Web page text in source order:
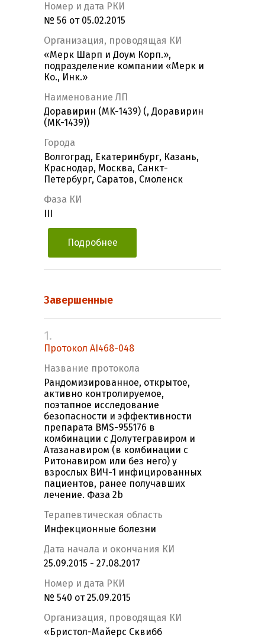
Номер и дата РКИ
№ 56 от 05.02.2015
Организация, проводящая КИ
«Мерк Шарп и Доум Корп.»,
подразделение компании «Мерк и
Ко., Инк.»
Наименование ЛП
Доравирин (MK-1439) (, Доравирин
(MK-1439))
Города
Волгоград, Екатеринбург, Казань,
Краснодар, Москва, Санкт-
Петербург, Саратов, Смоленск
Фаза КИ
Подробнее
Завершенные
1.
Протокол AI468-048
Название протокола
Рандомизированное, открытое,
активно контролируемое,
поэтапное исследование
безопасности и эффективности
препарата BMS-955176 в
комбинации с Долутегравиром и
Атазанавиром (в комбинации с
Ритонавиром или без него) у
взрослых ВИЧ-1 инфицированных
пациентов, ранее получавших
лечение. Фаза 2b
Терапевтическая область
Инфекционные болезни
Дата начала и окончания КИ
25.09.2015 - 27.08.2017
Номер и дата РКИ
№ 540 от 25.09.2015
Организация, проводящая КИ
«Бристол-Майерс Сквибб